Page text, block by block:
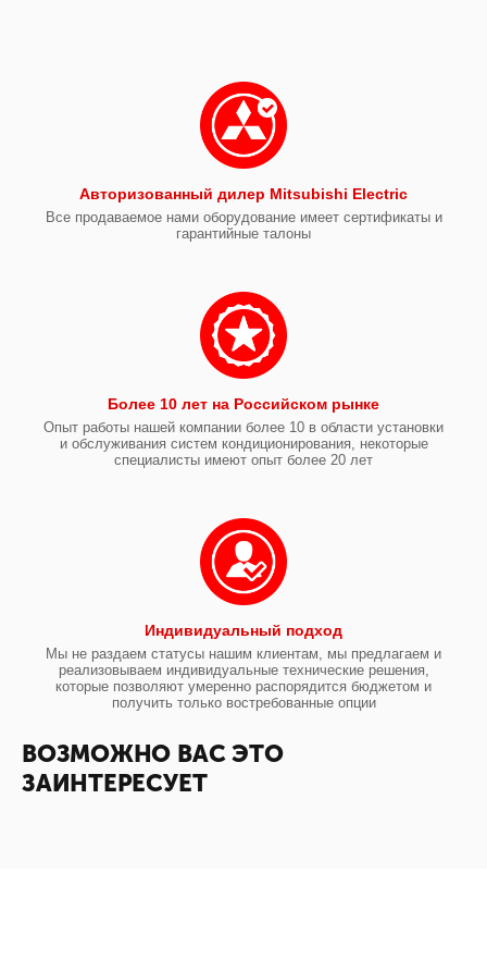
Авторизованный дилер Mitsubishi Electric
Все продаваемое нами оборудование имеет сертификаты и
гарантийные талоны
Более 10 лет на Российском рынке
Опыт работы нашей компании более 10 в области установки
и обслуживания систем кондиционирования, некоторые
специалисты имеют опыт более 20 лет
Индивидуальный подход
Мы не раздаем статусы нашим клиентам, мы предлагаем и
реализовываем индивидуальные технические решения,
которые позволяют умеренно распорядится бюджетом и
получить только востребованные опции
ВОЗМОЖНО ВАС ЭТО
ЗАИНТЕРЕСУЕТ